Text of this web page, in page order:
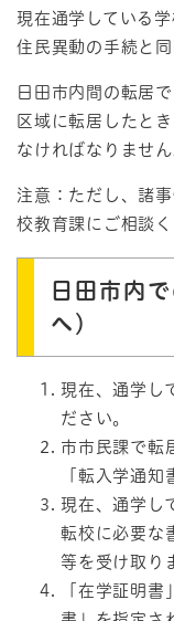
現在通学している
住民異動の手続と
日田市内間の転居
区域に転居したと
なければなりません
注意：ただし、諸
校教育課にご相談く
日田市内
へ）
現在、通学し
ださい。
市市民課で転
「転入学通知
現在、通学し
転校に必要な
等を受け取り
「在学証明